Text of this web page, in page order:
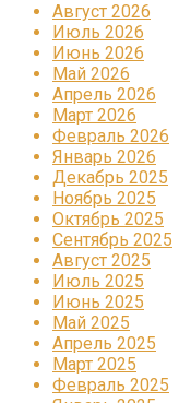
Август 2026
Июль 2026
Июнь 2026
Май 2026
Апрель 2026
Март 2026
Февраль 2026
Январь 2026
Декабрь 2025
Ноябрь 2025
Октябрь 2025
Сентябрь 2025
Август 2025
Июль 2025
Июнь 2025
Май 2025
Апрель 2025
Март 2025
Февраль 2025